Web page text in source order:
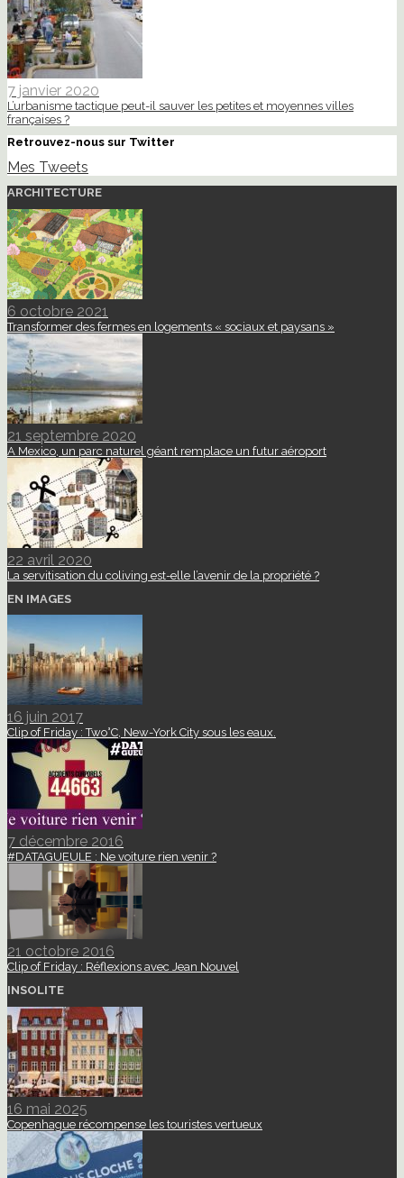
7 janvier 2020
L’urbanisme tactique peut-il sauver les petites et moyennes villes
françaises ?
Retrouvez-nous sur Twitter
Mes Tweets
ARCHITECTURE
6 octobre 2021
Transformer des fermes en logements « sociaux et paysans »
21 septembre 2020
A Mexico, un parc naturel géant remplace un futur aéroport
22 avril 2020
La servitisation du coliving est-elle l’avenir de la propriété ?
EN IMAGES
16 juin 2017
Clip of Friday : Two°C, New-York City sous les eaux.
7 décembre 2016
#DATAGUEULE : Ne voiture rien venir ?
21 octobre 2016
Clip of Friday : Réflexions avec Jean Nouvel
INSOLITE
16 mai 2025
Copenhague récompense les touristes vertueux